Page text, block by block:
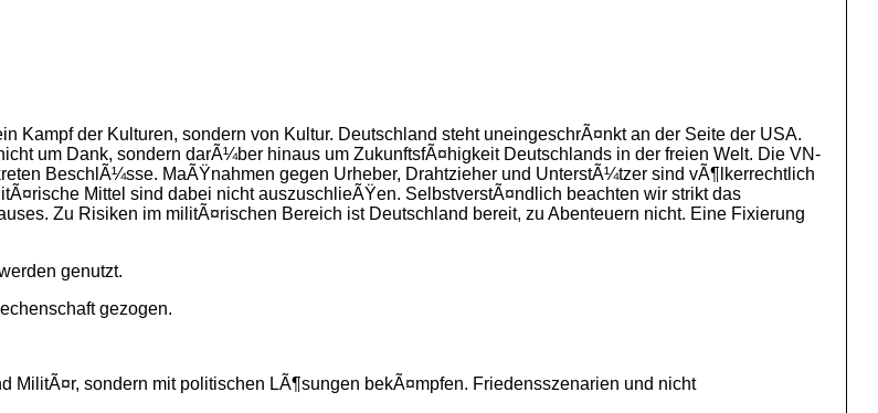
Kampf der Kulturen, sondern von Kultur. Deutschland steht uneingeschrÃ¤nkt an der Seite der USA.
um Dank, sondern darÃ¼ber hinaus um ZukunftsfÃ¤higkeit Deutschlands in der freien Welt. Die VN-
BeschlÃ¼sse. MaÃŸnahmen gegen Urheber, Drahtzieher und UnterstÃ¼tzer sind vÃ¶lkerrechtlich
Mittel sind dabei nicht auszuschlieÃŸen. SelbstverstÃ¤ndlich beachten wir strikt das
Zu Risiken im militÃ¤rischen Bereich ist Deutschland bereit, zu Abenteuern nicht. Eine Fixierung
genutzt.
gezogen.
MilitÃ¤r, sondern mit politischen LÃ¶sungen bekÃ¤mpfen. Friedensszenarien und nicht